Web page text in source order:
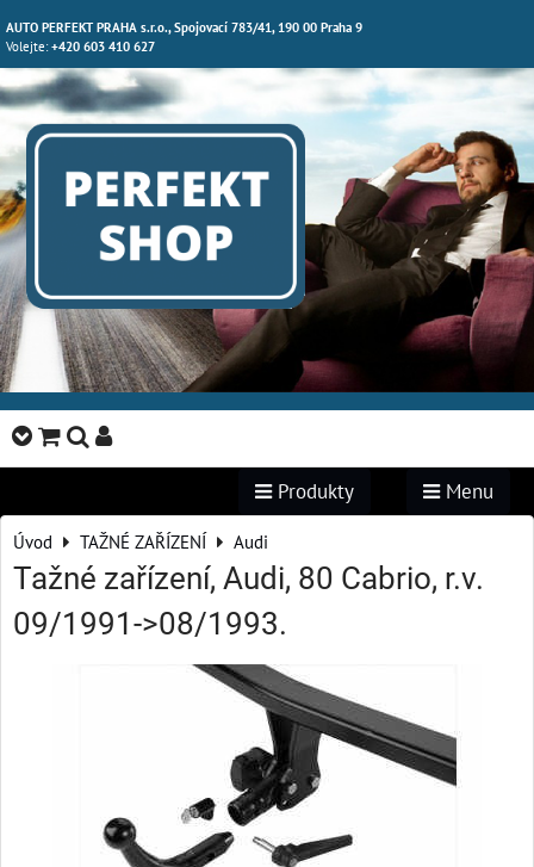
AUTO PERFEKT PRAHA s.r.o., Spojovací 783/41, 190 00 Praha 9
Volejte:+420 603 410 627
Produkty Menu
Úvod TAŽNÉ ZAŘÍZENÍ Audi
Tažné zařízení, Audi, 80 Cabrio, r.v.
09/1991->08/1993.